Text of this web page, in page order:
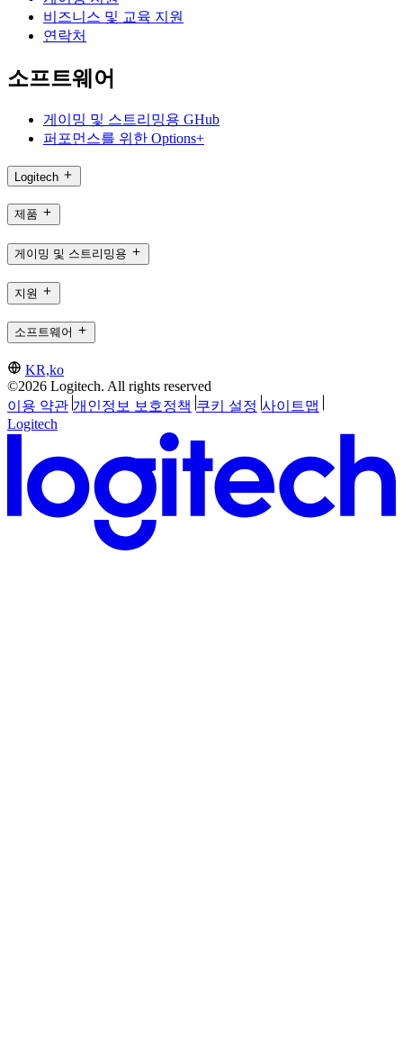
비즈니스 및 교육 지원
연락처
소프트웨어
게이밍 및 스트리밍용 GHub
퍼포먼스를 위한 Options+
Logitech
제품
게이밍 및 스트리밍용
지원
소프트웨어
KR,ko
©2026 Logitech. All rights reserved
이용 약관 개인정보 보호정책 쿠키 설정 사이트맵
Logitech